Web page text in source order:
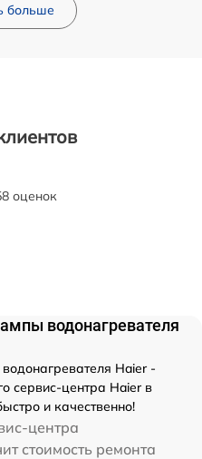
больше
оценок
водонагревателя
Haier -
сервис-центра Haier в
и качественно!
центра
стоимость ремонта